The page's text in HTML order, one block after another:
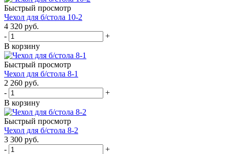
Быстрый просмотр
Чехол для б/стола 10-2
4 320 руб.
-
+
В корзину
Быстрый просмотр
Чехол для б/стола 8-1
2 260 руб.
-
+
В корзину
Быстрый просмотр
Чехол для б/стола 8-2
3 300 руб.
-
+